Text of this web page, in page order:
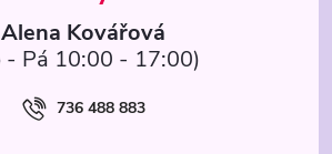
Alena Kovářová
736 488 883